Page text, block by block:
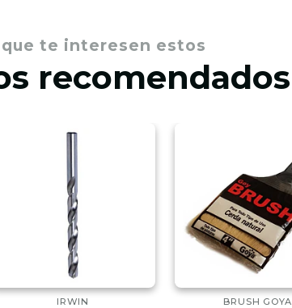
que te interesen estos
recomendados
IRWIN BRUSH GOYA